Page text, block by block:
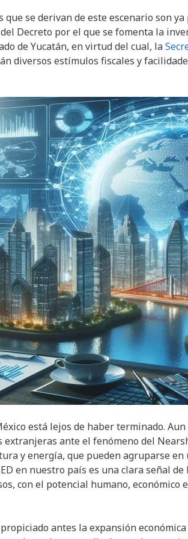
que se derivan de este escenario son
Decreto por el que se fomenta la
de Yucatán, en virtud del cual, la
diversos estímulos fiscales y
está lejos de haber terminado.
extranjeras ante el fenómeno del
y energía, que pueden agruparse
en nuestro país es una clara señal
con el potencial humano,
antes la expansión